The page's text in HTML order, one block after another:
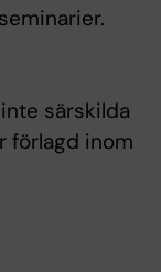
särskilda
förlagd inom